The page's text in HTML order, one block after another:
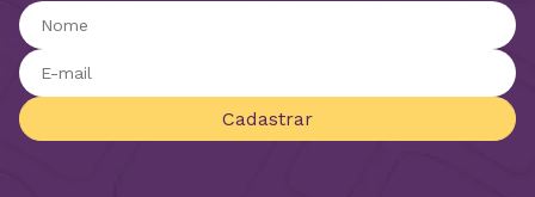
Cadastrar